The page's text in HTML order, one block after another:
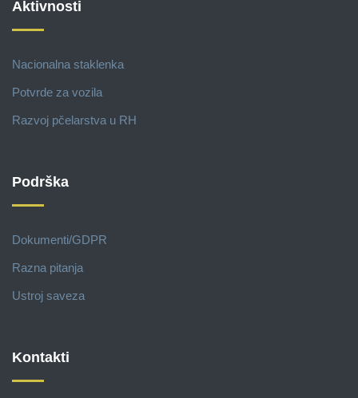
Aktivnosti
Nacionalna staklenka
Potvrde za vozila
Razvoj pčelarstva u RH
Podrška
Dokumenti/GDPR
Razna pitanja
Ustroj saveza
Kontakti